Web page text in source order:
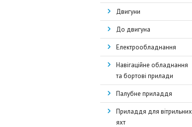
Двигуни
До двигуна
Електрообладнання
Навігаційне обладнання
та бортові прилади
Палубне приладдя
Приладдя для вітрильних
яхт